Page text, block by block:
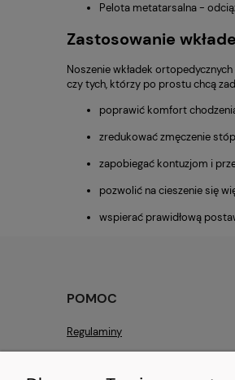
Pelota metatarsalna -
Zastosowanie
Noszenie wkładek
czy tych, którzy po prostu chcą
poprawić komfort
zredukować zmęczenie
zapobiegać kontuzjom i
pozwolić na cieszenie się
wspierać prawidłową
POMOC
Regulaminy
Kontakt